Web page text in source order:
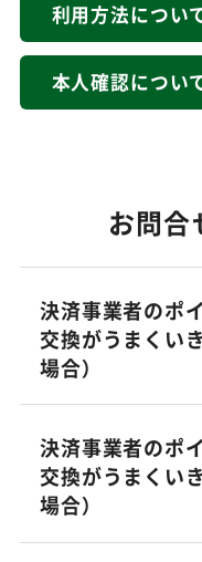
利用方法につい
本人確認につい
お問合
決済事業者のポ
交換がうまくい
場合）
決済事業者のポ
交換がうまくい
場合）